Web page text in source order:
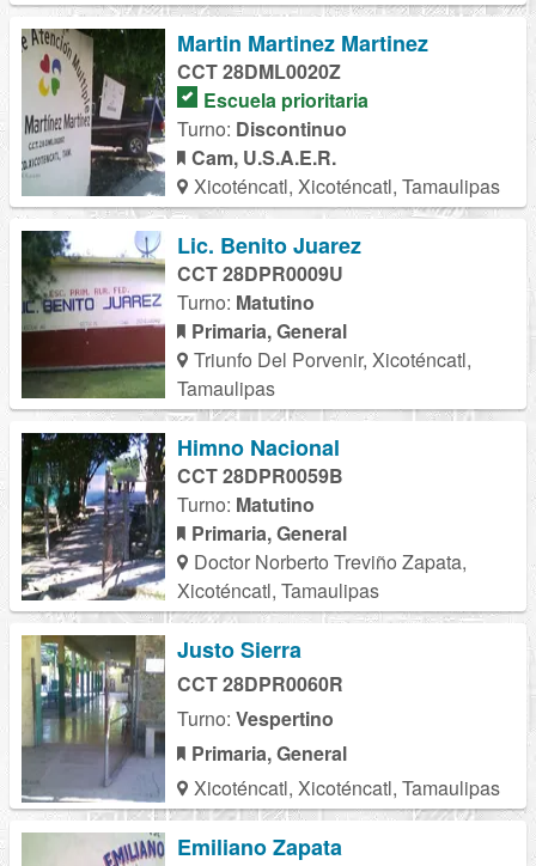
Martin Martinez Martinez
CCT 28DML0020Z
Escuela prioritaria
Turno: Discontinuo
Cam, U.S.A.E.R.
Xicoténcatl, Xicoténcatl, Tamaulipas
Lic. Benito Juarez
CCT 28DPR0009U
Turno: Matutino
Primaria, General
Triunfo Del Porvenir, Xicoténcatl,
Tamaulipas
Himno Nacional
CCT 28DPR0059B
Turno: Matutino
Primaria, General
Doctor Norberto Treviño Zapata,
Xicoténcatl, Tamaulipas
Justo Sierra
CCT 28DPR0060R
Turno: Vespertino
Primaria, General
Xicoténcatl, Xicoténcatl, Tamaulipas
Emiliano Zapata